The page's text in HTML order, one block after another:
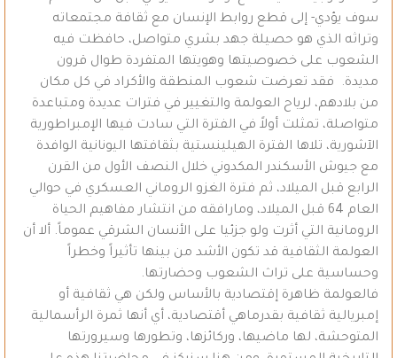
سوف يؤدي- إلى قطع روابط الإنسان مع ثقافة مجتمعاته
وتراثه الذي هو حصيلة جهد بشري متواصل، حافظت فيه
الشعوب على خصوصيتها وهويتها المتفردة طوال قرون
مديدة. فقد تعرضت شعوب المنطقة والأكراد في كل مكان
من بلادهم، لرياح العولمة والتغيير في فترات عديدة ومتباعدة
متواصلة، تمثلت أولاً في الفترة التي سادت فيها الإمبراطورية
الآشورية، تلاها الفترة الهيلينستية بثقافتها اليونانية الوافدة
مع جيوش الأسكندر المكدوني خلال النصف الأول من القرن
الرابع قبل الميلاد، ثم فترة الغزو الروماني العسكري في حوالي
العام 64 قبل الميلاد، ومارافقه من انتشار مفاهيم الحياة
الرومانية التي أثرت ولو جزئيا على الأنسان الشرقي عموماً. ألا أن
العولمة الثقافية قد تكون الأشد من بينها تأثيراً وخطراً
وحساسية على تراث الشعوب وحضارتها.
فالعولمة ظاهرة إقتصادية بالأساس ولكن هي ثقافية أو
إمبريالية ثقافية بقدرماهي أقتصادية، أي أنها ثمرة الرأسمالية
المتوحشة، لها ماضيها، وركائزها، وتطورها وسيرورتها